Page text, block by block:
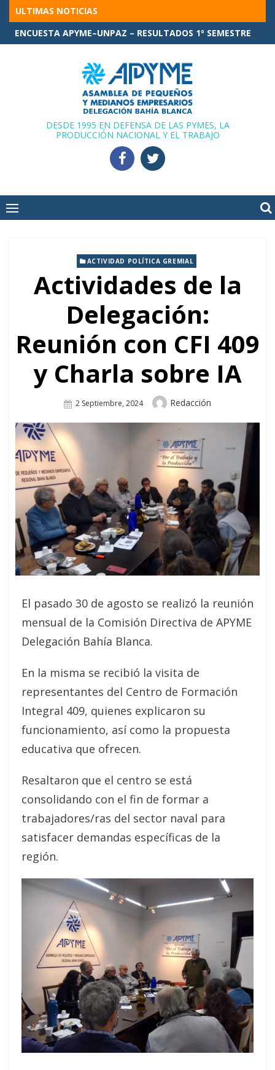
Skip
to
content
ULTIMAS NOTICIAS
ENCUESTA APYME–UNPAZ – RESULTADOS 1º SEMESTRE 2026
DESDE 1995 EN DEFENSA DE LAS PYMES, LA
PRODUCCIÓN NACIONAL Y EL TRABAJO
ACTIVIDAD POLÍTICA GREMIAL
Actividades de la
Delegación:
Reunión con CFI 409
y Charla sobre IA
Posted
2 Septiembre, 2024 Author
Redacción
El pasado 30 de agosto se realizó la reunión
mensual de la Comisión Directiva de APYME
Delegación Bahía Blanca.
En la misma se recibió la visita de
representantes del Centro de Formación
Integral 409, quienes explicaron su
funcionamiento, así como la propuesta
educativa que ofrecen.
Resaltaron que el centro se está
consolidando con el fin de formar a
trabajadores/ras del sector naval para
satisfacer demandas específicas de la
región.